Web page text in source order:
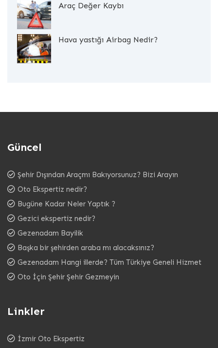
Araç Değer Kaybı
Hava yastığı Airbag Nedir?
Güncel
Şehir Dışından Araçmı Bakıyorsunuz? Bizi Arayın
Oto Ekspertiz nedir?
Bugüne Kadar Neler Yaptık ?
Gezici ekspertiz nedir?
Gezenadam Bayilik
Başka bir şehirden araba mı alacaksınız?
Gezenadam Hangi illerde? Tüm Türkiye Geneli Hizmet
Oto İçin Şehir Şehir Gezmeyin
Linkler
İzmir Oto Ekspertiz